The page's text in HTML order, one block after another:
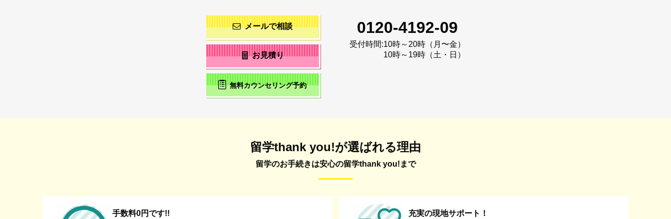
メールで相談
お見積り
無料カウンセリング予約
0120-4192-09
受付時間:10時～20時（月〜金）
10時～19時（土・日）
留学thank you!が選ばれる理由
留学のお手続きは安心の留学thank you!まで
手数料0円です!!
充実の現地サポート！